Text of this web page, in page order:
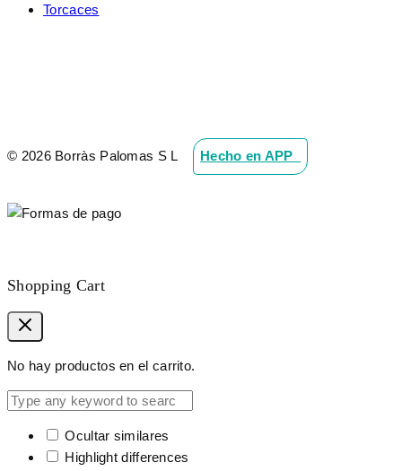
Torcaces
© 2026 Borràs Palomas S L Hecho en APP_
Shopping Cart
No hay productos en el carrito.
Ocultar similares
Highlight differences